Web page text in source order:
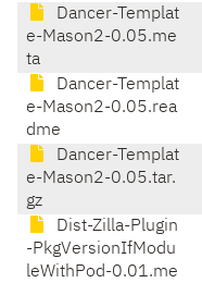
Dancer-Templat
e-Mason2-0.05.me
ta
Dancer-Templat
e-Mason2-0.05.rea
dme
Dancer-Templat
e-Mason2-0.05.tar.
gz
Dist-Zilla-Plugin
-PkgVersionIfModu
leWithPod-0.01.me